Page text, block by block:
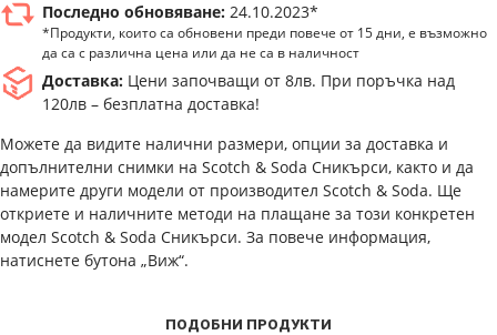
Последно обновяване: 24.10.2023*
*Продукти, които са обновени преди повече от 15 дни, е възможно
да са с различна цена или да не са в наличност
Доставка: Цени започващи от 8лв. При поръчка над
120лв – безплатна доставка!
Можете да видите налични размери, опции за доставка и
допълнителни снимки на Scotch & Soda Сникърси, както и да
намерите други модели от производител Scotch & Soda. Ще
откриете и наличните методи на плащане за този конкретен
модел Scotch & Soda Сникърси. За повече информация,
натиснете бутона „Виж“.
ПОДОБНИ ПРОДУКТИ